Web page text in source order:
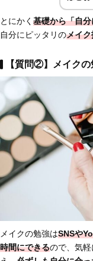
とにかく 基礎から「自
自分にピッタリのメイ
【質問②】メイク
メイクの勉強はSNSや
時間にできるので、気